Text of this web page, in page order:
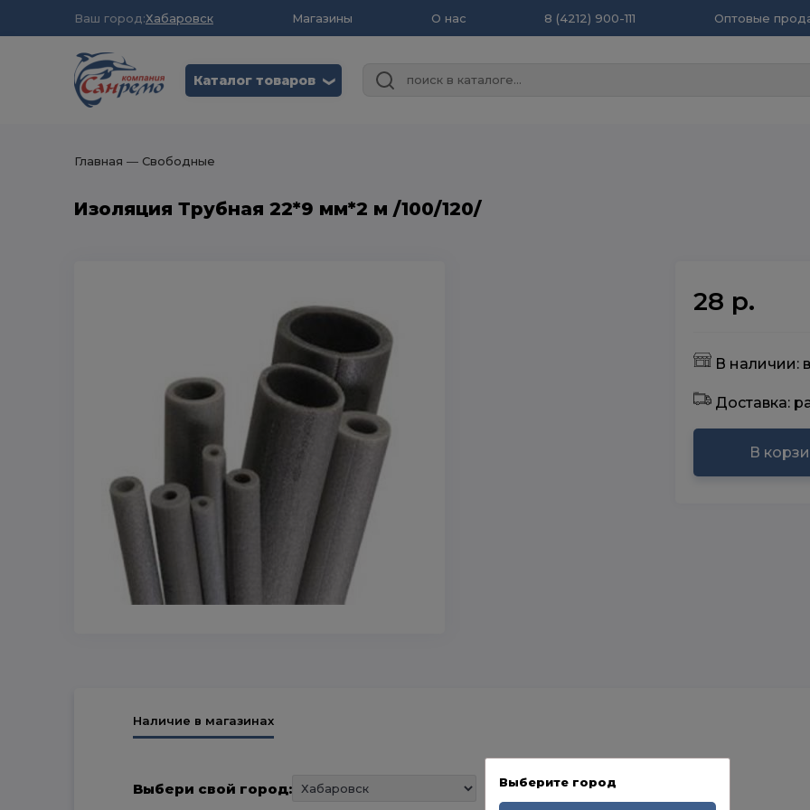
Ваш город:Хабаровск Магазины О нас 8 (4212) 900-111 Оптовые
Каталог товаров ❮
Главная ― Свободные
Изоляция Трубная 22*9 мм*2 м /100/120/
28 р.
В наличии:
Доставка:
В
Наличие в магазинах
Выбери свой город: Выберите город